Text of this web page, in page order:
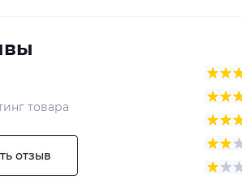
товара
отзыв